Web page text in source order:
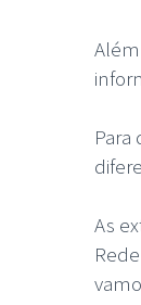
As